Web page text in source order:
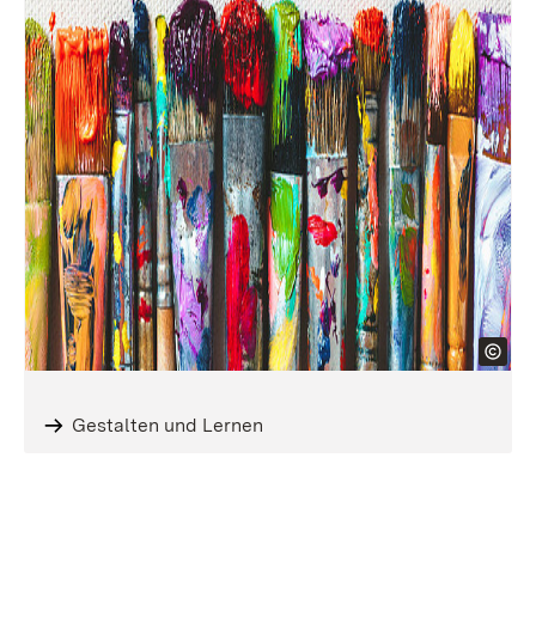
Gestalten und Lernen